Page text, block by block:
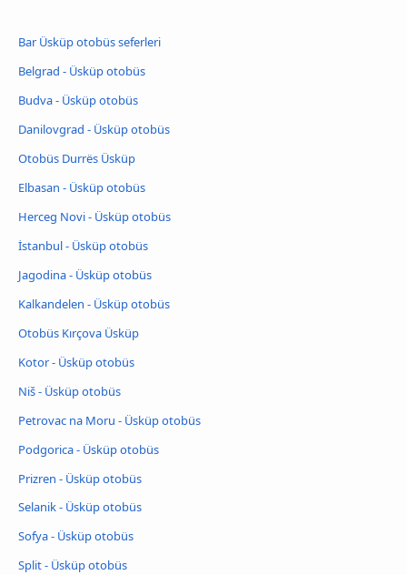
Bar Üsküp otobüs seferleri
Belgrad - Üsküp otobüs
Budva - Üsküp otobüs
Danilovgrad - Üsküp otobüs
Otobüs Durrës Üsküp
Elbasan - Üsküp otobüs
Herceg Novi - Üsküp otobüs
İstanbul - Üsküp otobüs
Jagodina - Üsküp otobüs
Kalkandelen - Üsküp otobüs
Otobüs Kırçova Üsküp
Kotor - Üsküp otobüs
Niš - Üsküp otobüs
Petrovac na Moru - Üsküp otobüs
Podgorica - Üsküp otobüs
Prizren - Üsküp otobüs
Selanik - Üsküp otobüs
Sofya - Üsküp otobüs
Split - Üsküp otobüs